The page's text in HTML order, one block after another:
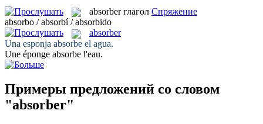
absorber глагол Спряжение
absorbo / absorbí / absorbido
absorber
Una esponja absorbe el agua.
Une éponge absorbe l'eau.
Примеры предложений со словом
"absorber"